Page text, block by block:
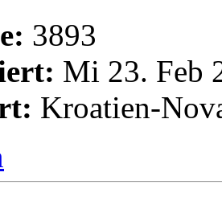
3893
Mi 23. Feb
Kroatien-